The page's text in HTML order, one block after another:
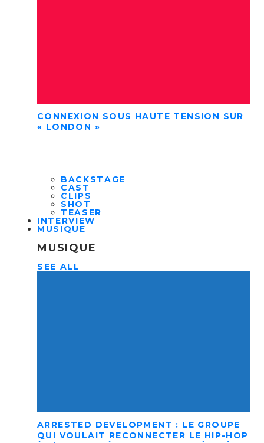
CONNEXION SOUS HAUTE TENSION SUR
« LONDON »
BACKSTAGE
CAST
CLIPS
SHOT
TEASER
INTERVIEW
MUSIQUE
MUSIQUE
SEE ALL
ARRESTED DEVELOPMENT : LE GROUPE
QUI VOULAIT RECONNECTER LE HIP-HOP